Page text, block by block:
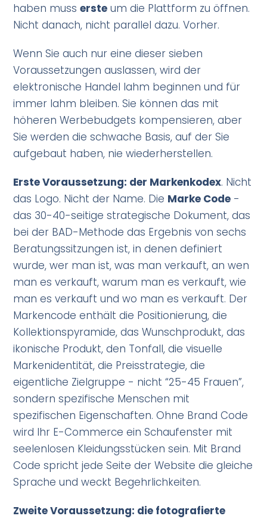
haben musserste um die Plattform zu öffnen.
Nicht danach, nicht parallel dazu. Vorher.
Wenn Sie auch nur eine dieser sieben
Voraussetzungen auslassen, wird der
elektronische Handel lahm beginnen und für
immer lahm bleiben. Sie können das mit
höheren Werbebudgets kompensieren, aber
Sie werden die schwache Basis, auf der Sie
aufgebaut haben, nie wiederherstellen.
Erste Voraussetzung: der Markenkodex. Nicht
das Logo. Nicht der Name. Die Marke Code -
das 30-40-seitige strategische Dokument, das
bei der BAD-Methode das Ergebnis von sechs
Beratungssitzungen ist, in denen definiert
wurde, wer man ist, was man verkauft, an wen
man es verkauft, warum man es verkauft, wie
man es verkauft und wo man es verkauft. Der
Markencode enthält die Positionierung, die
Kollektionspyramide, das Wunschprodukt, das
ikonische Produkt, den Tonfall, die visuelle
Markenidentität, die Preisstrategie, die
eigentliche Zielgruppe - nicht “25-45 Frauen”,
sondern spezifische Menschen mit
spezifischen Eigenschaften. Ohne Brand Code
wird Ihr E-Commerce ein Schaufenster mit
seelenlosen Kleidungsstücken sein. Mit Brand
Code spricht jede Seite der Website die gleiche
Sprache und weckt Begehrlichkeiten.
Zweite Voraussetzung: die fotografierte